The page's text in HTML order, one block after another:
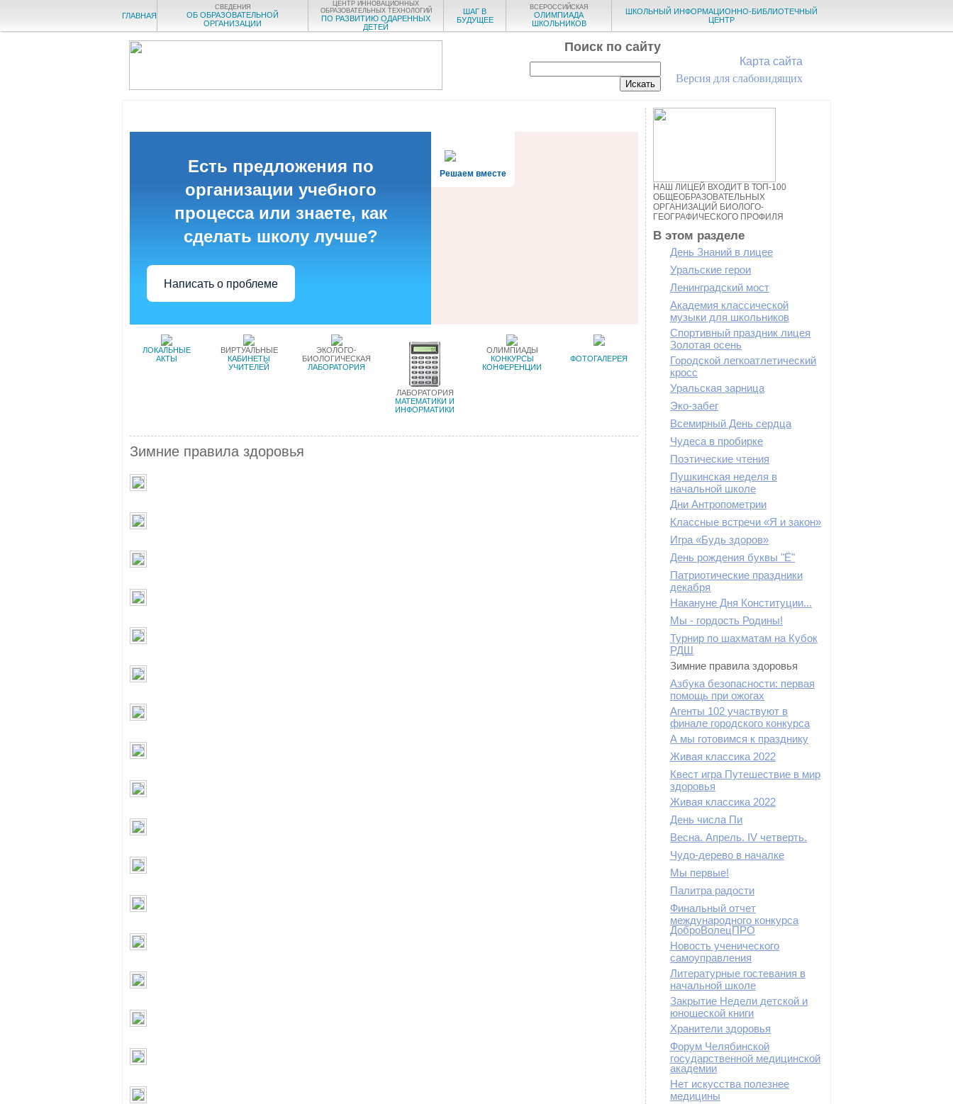
ГЛАВНАЯ
СВЕДЕНИЯ
ОБ ОБРАЗОВАТЕЛЬНОЙ
ОРГАНИЗАЦИИ
ЦЕНТР ИННОВАЦИОННЫХ
ОБРАЗОВАТЕЛЬНЫХ ТЕХНОЛОГИЙ
ПО РАЗВИТИЮ ОДАРЕННЫХ
ДЕТЕЙ
ШАГ В
БУДУЩЕЕ
ВСЕРОССИЙСКАЯ
ОЛИМПИАДА
ШКОЛЬНИКОВ
ШКОЛЬНЫЙ ИНФОРМАЦИОННО-БИБЛИОТЕЧНЫЙ
ЦЕНТР
Поиск по сайту
Карта сайта
Версия для слабовидящих
Решаем вместе
Есть предложения по
организации учебного
процесса или знаете, как
сделать школу лучше?
Написать о проблеме
ЛОКАЛЬНЫЕ
АКТЫ
ВИРТУАЛЬНЫЕ
КАБИНЕТЫ
УЧИТЕЛЕЙ
ЭКОЛОГО-
БИОЛОГИЧЕСКАЯ
ЛАБОРАТОРИЯ
ЛАБОРАТОРИЯ
МАТЕМАТИКИ И
ИНФОРМАТИКИ
ОЛИМПИАДЫ
КОНКУРСЫ
КОНФЕРЕНЦИИ
ФОТОГАЛЕРЕЯ
Зимние правила здоровья
НАШ ЛИЦЕЙ ВХОДИТ В ТОП-100
ОБЩЕОБРАЗОВАТЕЛЬНЫХ
ОРГАНИЗАЦИЙ БИОЛОГО-
ГЕОГРАФИЧЕСКОГО ПРОФИЛЯ
В этом разделе
День Знаний в лицее
Уральские герои
Ленинградский мост
Академия классической
музыки для школьников
Спортивный праздник лицея
Золотая осень
Городской легкоатлетический
кросс
Уральская зарница
Эко-забег
Всемирный День сердца
Чудеса в пробирке
Поэтические чтения
Пушкинская неделя в
начальной школе
Дни Антропометрии
Классные встречи «Я и закон»
Игра «Будь здоров»
День рождения буквы "Ё"
Патриотические праздники
декабря
Накануне Дня Конституции...
Мы - гордость Родины!
Турнир по шахматам на Кубок
РДШ
Зимние правила здоровья
Азбука безопасности: первая
помощь при ожогах
Агенты 102 участвуют в
финале городского конкурса
А мы готовимся к празднику
Живая классика 2022
Квест игра Путешествие в мир
здоровья
Живая классика 2022
День числа Пи
Весна. Апрель. IV четверть.
Чудо-дерево в началке
Мы первые!
Палитра радости
Финальный отчет
международного конкурса
ДоброВолецПРО
Новость ученического
самоуправления
Литературные гостевания в
начальной школе
Закрытие Недели детской и
юношеской книги
Хранители здоровья
Форум Челябинской
государственной медицинской
академии
Нет искусства полезнее
медицины